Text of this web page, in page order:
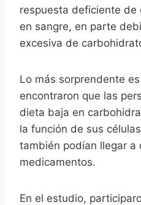
respuesta deficiente de
en sangre, en parte
excesiva de
Lo más sorprendente
encontraron que las
dieta baja en
la función de sus
también podían llegar a
medicamentos.
En el estudio,